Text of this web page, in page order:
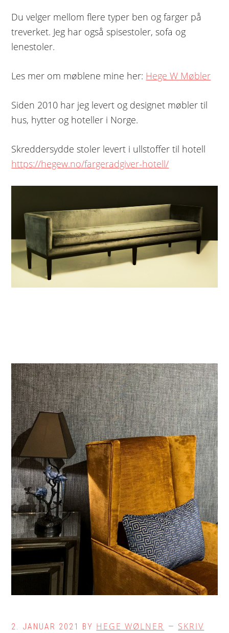
Du velger mellom flere typer ben og farger på
treverket. Jeg har også spisestoler, sofa og
lenestoler.
Les mer om møblene mine her: Hege W Møbler
Siden 2010 har jeg levert og designet møbler til
hus, hytter og hoteller i Norge.
Skreddersydde stoler levert i ullstoffer til hotell
https://hegew.no/fargeradgiver-hotell/
2. JANUAR 2021 BY HEGE WØLNER
SKRIV